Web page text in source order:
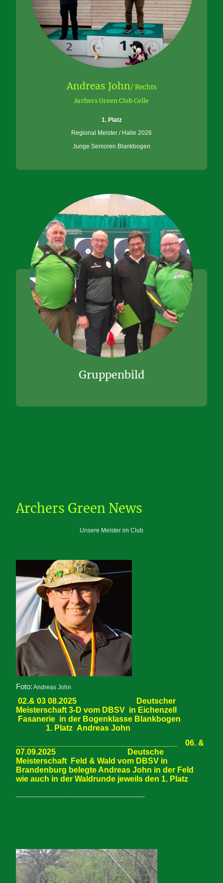
Andreas John/ Rechts
Archers Green Club Celle
1. Platz
Regional Meister / Halle 2026
Junge Senioren Blankbogen
Gruppenbild
Archers Green News
Unsere Meister im Club
Foto: Andreas John
02.& 03 08.2025 Deutscher
Meisterschaft 3-D vom DBSV in Eichenzell
Fasanerie in der Bogenklasse Blankbogen
1. Platz Andreas John
____________________________________ 06. &
07.09.2025 Deutsche
Meisterschaft Feld & Wald vom DBSV in
Brandenburg belegte Andreas John in der Feld
wie auch in der Waldrunde jeweils den 1. Platz